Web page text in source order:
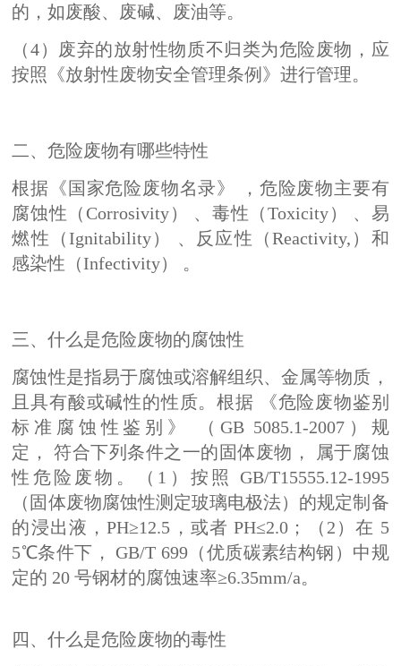
的，如废酸、废碱、废油等。
（4）废弃的放射性物质不归类为危险废物，应
按照《放射性废物安全管理条例》进行管理。
二、危险废物有哪些特性
根据《国家危险废物名录》 ，危险废物主要有
腐蚀性（Corrosivity） 、毒性（Toxicity） 、易
燃性（Ignitability） 、反应性（Reactivity,）和
感染性（Infectivity） 。
三、什么是危险废物的腐蚀性
腐蚀性是指易于腐蚀或溶解组织、金属等物质，
且具有酸或碱性的性质。根据 《危险废物鉴别
标准腐蚀性鉴别》 （GB 5085.1-2007）规
定， 符合下列条件之一的固体废物， 属于腐蚀
性危险废物。（1）按照 GB/T15555.12-1995
（固体废物腐蚀性测定玻璃电极法）的规定制备
的浸出液，PH≥12.5，或者 PH≤2.0；（2）在 5
5℃条件下， GB/T 699（优质碳素结构钢）中规
定的 20 号钢材的腐蚀速率≥6.35mm/a。
四、什么是危险废物的毒性